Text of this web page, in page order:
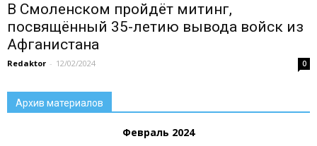
В Смоленском пройдёт митинг,
посвящённый 35-летию вывода войск из
Афганистана
Redaktor - 12/02/2024 0
Архив материалов
Февраль 2024